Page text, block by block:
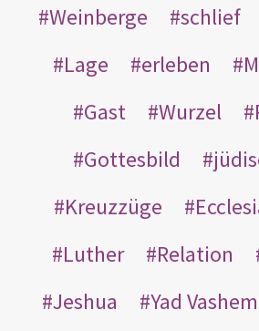
Weinberge
schlief
Lage
erleben
Gast
Wurzel
Gottesbild
Kreuzzüge
Luther
Relation
Jeshua
Yad Vashem